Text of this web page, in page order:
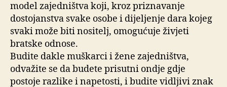
model zajedništva koji, kroz priznavanje
dostojanstva svake osobe i dijeljenje dara kojeg
svaki može biti nositelj, omogućuje živjeti
bratske odnose.
Budite dakle muškarci i žene zajedništva,
odvažite se da budete prisutni ondje gdje
postoje razlike i napetosti, i budite vidljivi znak